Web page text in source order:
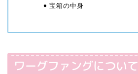
宝箱の中身
ワーグファングについて